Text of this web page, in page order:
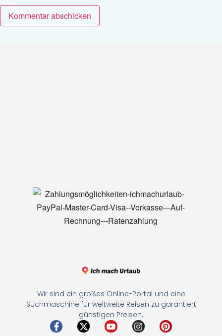
Wir sind ein großes Online-Portal und eine
Suchmaschine für weltweite Reisen zu garantiert
günstigen Preisen.